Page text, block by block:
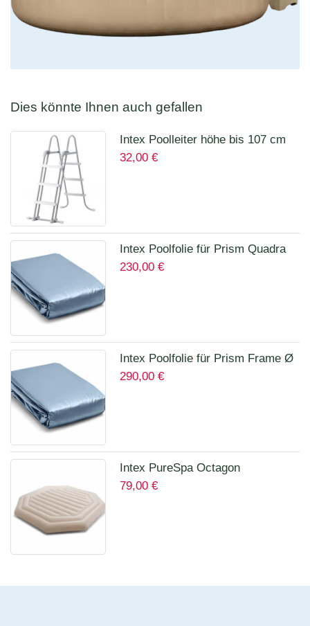
Dies könnte Ihnen auch gefallen
Intex Poolleiter höhe bis 107 cm
28075
32,00 €
Intex Poolfolie für Prism Quadra
400 x 200 x 100 cm 12135A
230,00 €
Intex Poolfolie für Prism Frame Ø
457 x 122 cm Art.12457A
290,00 €
Intex PureSpa Octagon
Isolierende Abdeckung für 28456
79,00 €